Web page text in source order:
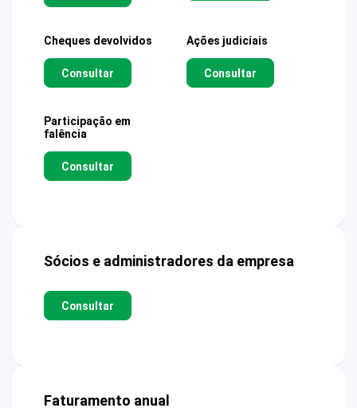
Cheques devolvidos
Consultar
Ações judiciais
Consultar
Participação em
falência
Consultar
Sócios e administradores da empresa
Consultar
Faturamento anual